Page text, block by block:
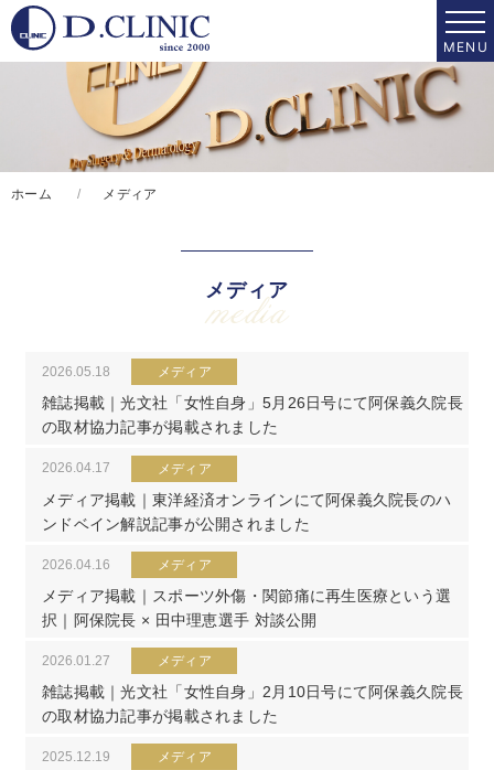
ホーム メディア
メディア
media
2026.05.18 メディア
雑誌掲載｜光文社「女性自身」5月26日号にて阿保義久院長
の取材協力記事が掲載されました
2026.04.17 メディア
メディア掲載｜東洋経済オンラインにて阿保義久院長のハ
ンドベイン解説記事が公開されました
2026.04.16 メディア
メディア掲載｜スポーツ外傷・関節痛に再生医療という選
択｜阿保院長 × 田中理恵選手 対談公開
2026.01.27 メディア
雑誌掲載｜光文社「女性自身」2月10日号にて阿保義久院長
の取材協力記事が掲載されました
2025.12.19 メディア